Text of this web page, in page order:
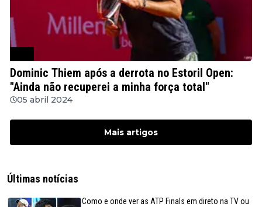
Dominic Thiem após a derrota no Estoril Open:
"Ainda não recuperei a minha força total"
05 abril 2024
Mais artigos
Últimas notícias
Como e onde ver as ATP Finals em direto na TV ou